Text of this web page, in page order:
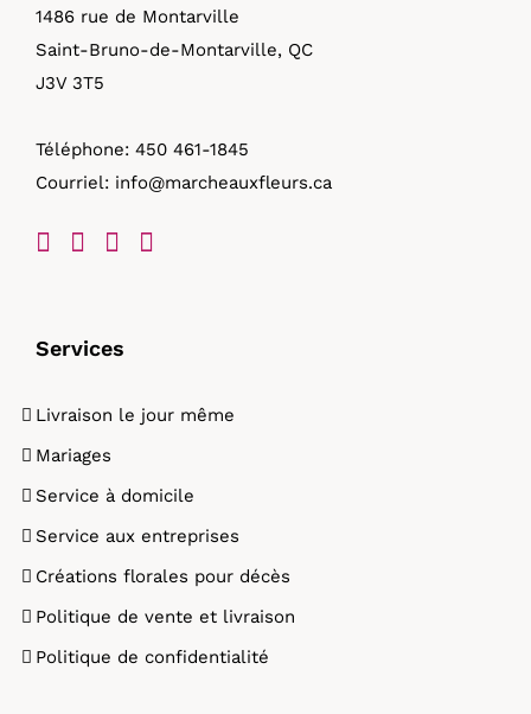
1486 rue de Montarville
Saint-Bruno-de-Montarville, QC
J3V 3T5
Téléphone: 450 461-1845
Courriel: info@marcheauxfleurs.ca
Services
Livraison le jour même
Mariages
Service à domicile
Service aux entreprises
Créations florales pour décès
Politique de vente et livraison
Politique de confidentialité